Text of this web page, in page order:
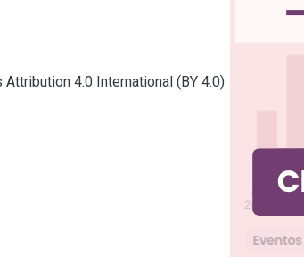
4.0 International (BY 4.0)